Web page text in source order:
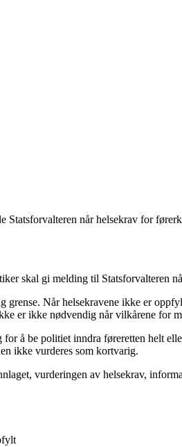
når helsekrav for
skal gi melding til Statsforvalteren
Når helsekravene ikke er
er ikke nødvendig når vilkårene for
å be politiet inndra føreretten helt
ikke vurderes som kortvarig.
vurderingen av helsekrav,